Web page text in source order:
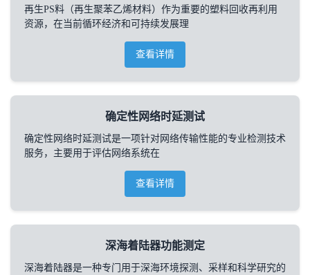
再生PS料（再生聚苯乙烯材料）作为重要的塑料回收再利用
资源，在当前循环经济和可持续发展理
查看详情
确定性网络时延测试
确定性网络时延测试是一项针对网络传输性能的专业检测技术
服务，主要用于评估网络系统在
查看详情
深海着陆器功能测定
深海着陆器是一种专门用于深海环境探测、采样和科学研究的